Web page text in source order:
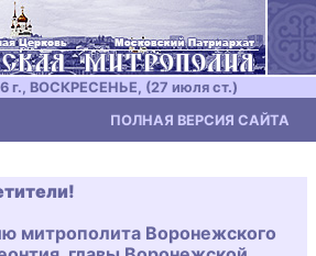
г., ВОСКРЕСЕНЬЕ, (27 июля ст.)
ПОЛНАЯ ВЕРСИЯ САЙТА
митрополита Воронежского